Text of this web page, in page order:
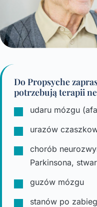
Do Propsyche
potrzebują terapii
udaru mózgu
urazów
chorób
Parkinsona,
guzów mózgu
stanów po